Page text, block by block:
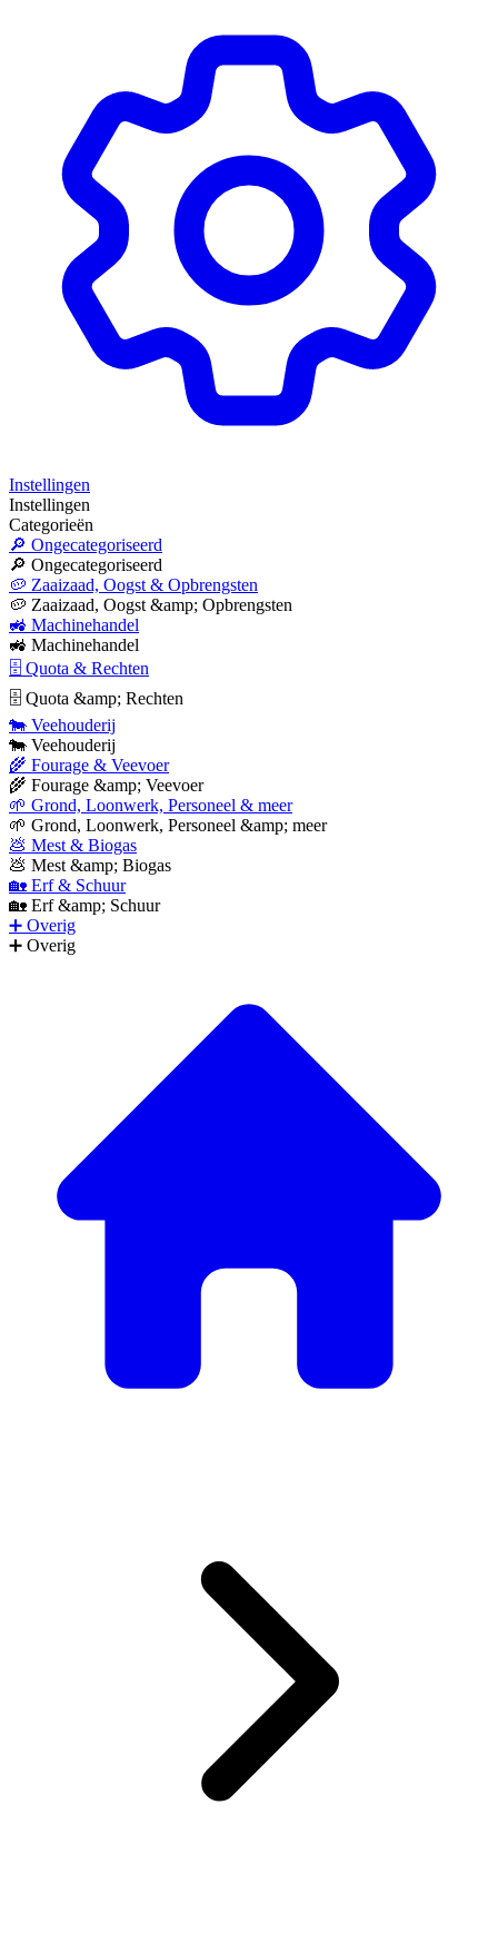
Instellingen
Instellingen
Categorieën
🔎 Ongecategoriseerd
🔎 Ongecategoriseerd
🥔 Zaaizaad, Oogst & Opbrengsten
🥔 Zaaizaad, Oogst &amp; Opbrengsten
🚜 Machinehandel
🚜 Machinehandel
🗄 Quota & Rechten
🗄 Quota &amp; Rechten
🐄 Veehouderij
🐄 Veehouderij
🌾 Fourage & Veevoer
🌾 Fourage &amp; Veevoer
🌱 Grond, Loonwerk, Personeel & meer
🌱 Grond, Loonwerk, Personeel &amp; meer
💩 Mest & Biogas
💩 Mest &amp; Biogas
🏡 Erf & Schuur
🏡 Erf &amp; Schuur
➕ Overig
➕ Overig